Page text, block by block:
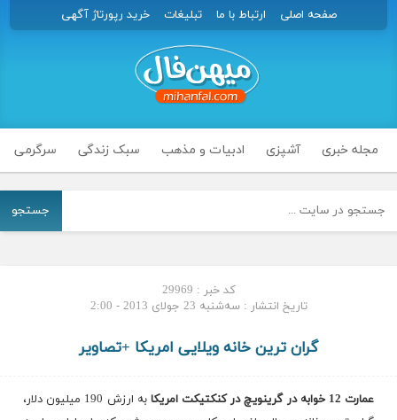
صفحه اصلی ارتباط با ما تبلیغات خرید رپورتاژ آگهی
مجله خبری آشپزی ادبیات و مذهب سبک زندگی سرگرمی
جستجو
کد خبر : 29969
تاریخ انتشار : سه‌شنبه 23 جولای 2013 - 2:00
گران ترین خانه ویلایی امریکا +تصاویر
عمارت 12 خوابه در گرینویچ در کنکتیکت امریکا
به ارزش 190 میلیون دلار،